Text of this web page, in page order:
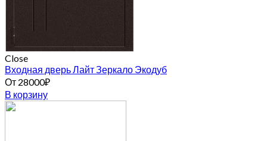
Close
Входная дверь Лайт Зеркало Экодуб
От 28000₽
В корзину